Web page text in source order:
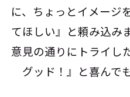
に、ちょっとイメージ
てほしい』と頼み込み
意見の通りにトライし
グッド！』と喜んで